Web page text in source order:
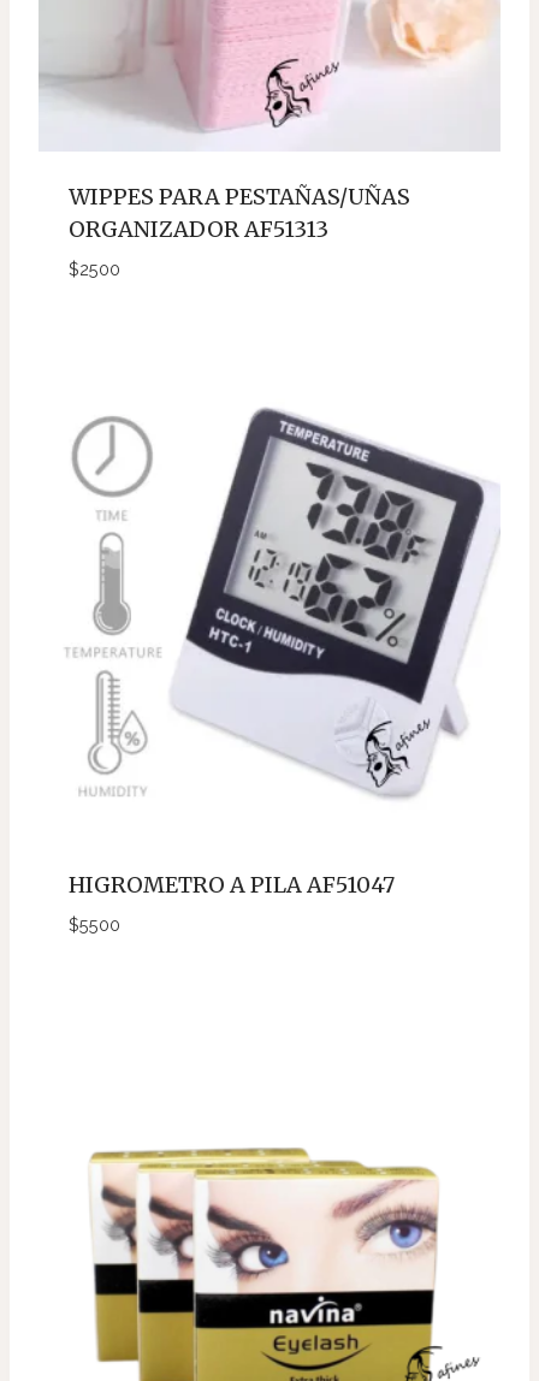
WIPPES PARA PESTAÑAS/UÑAS
ORGANIZADOR AF51313
$2500
HIGROMETRO A PILA AF51047
$5500